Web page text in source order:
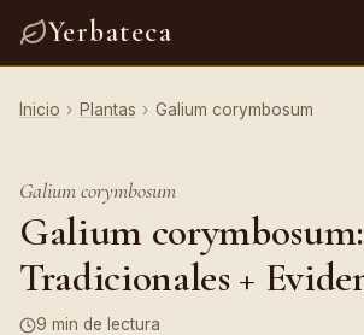
Yerbateca
Inicio › Plantas › Galium corymbosum
Galium corymbosum
Galium corymbosum:
Tradicionales +
9 min de lectura